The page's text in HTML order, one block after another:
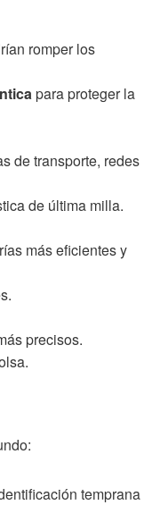
romper los
para proteger la
de transporte, redes
de última milla.
más eficientes y
precisos.
temprana